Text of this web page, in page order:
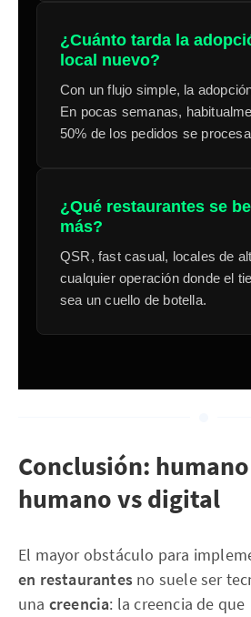
¿Cuánto tarda la
local nuevo?
Con un flujo simple, la
En pocas semanas,
50% de los pedidos se
¿Qué restaurantes se
más?
QSR, fast casual, locales de
cualquier operación donde el
sea un cuello de botella.
Conclusión:
humano vs digital
El mayor obstáculo para
en restaurantes no suele ser
una creencia: la creencia de que